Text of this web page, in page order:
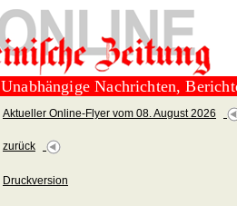
Unabhängige Nachrichten,
Aktueller Online-Flyer vom 08. August 2026
zurück
Druckversion